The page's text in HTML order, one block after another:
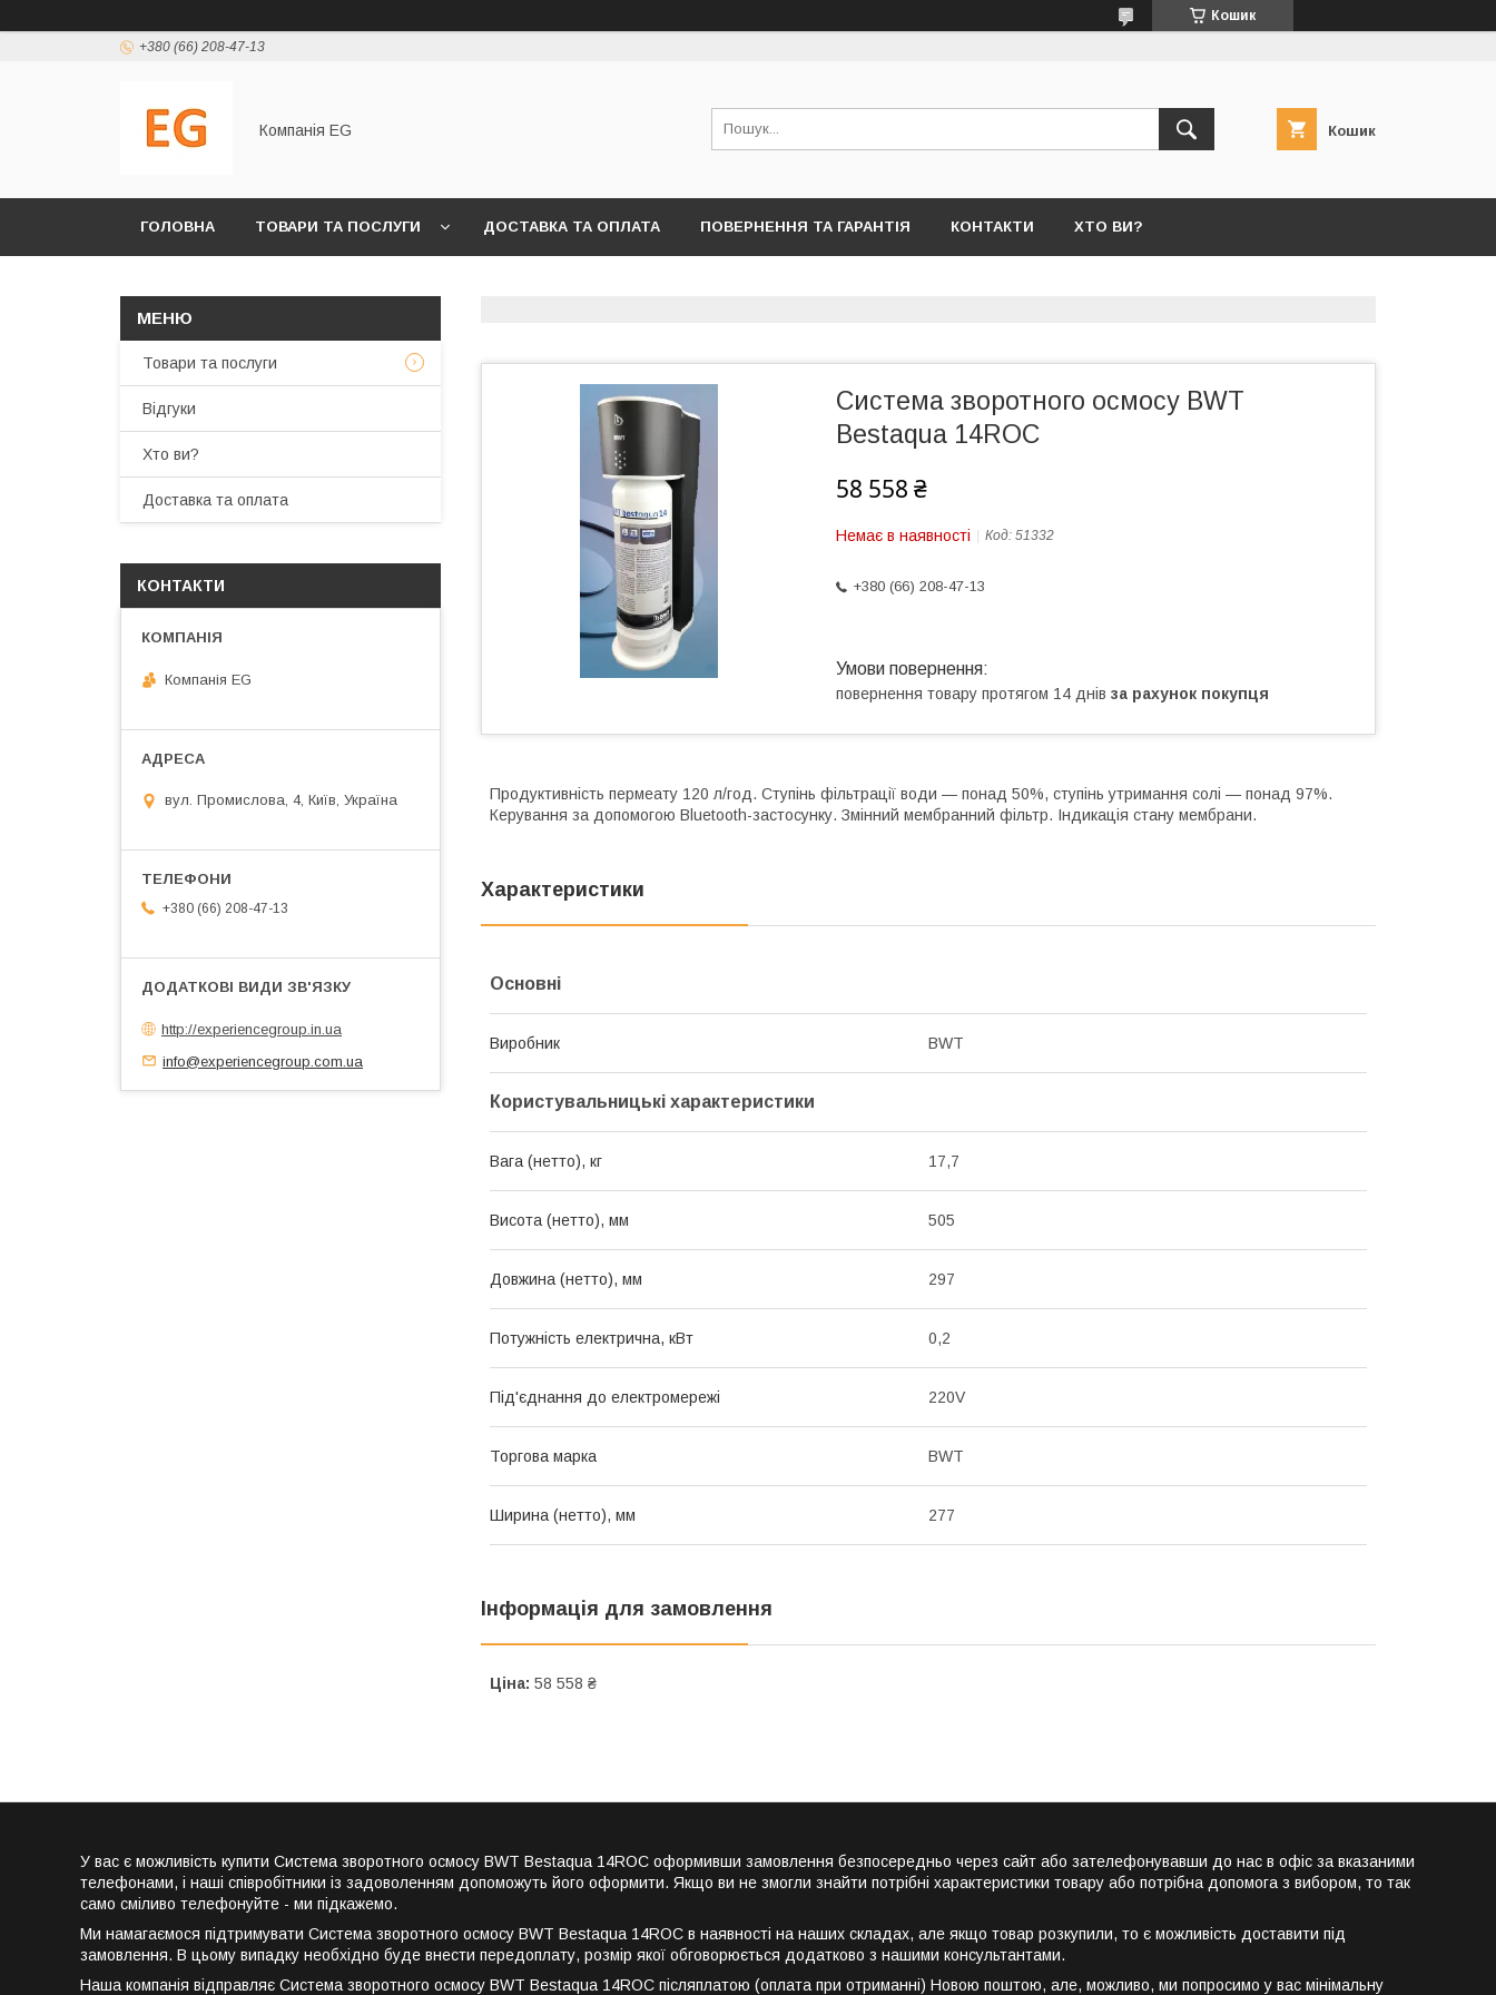
Кошик
+380 (66) 208-47-13
Компанія EG Кошик
ГОЛОВНА ТОВАРИ ТА ПОСЛУГИ ДОСТАВКА ТА ОПЛАТА ПОВЕРНЕННЯ ТА ГАРАНТІЯ КОНТАКТИ ХТО ВИ?
Система зворотного осмосу BWT
Bestaqua 14ROC
58 558 ₴
Немає в наявності Код: 51332
+380 (66) 208-47-13
повернення товару протягом 14 днів за рахунок покупця
Продуктивність пермеату 120 л/год. Ступінь фільтрації води — понад 50%, ступінь утримання солі — понад 97%.
Керування за допомогою Bluetooth-застосунку. Змінний мембранний фільтр. Індикація стану мембрани.
Характеристики
Основні
Виробник BWT
Користувальницькі характеристики
Вага (нетто), кг 17,7
Висота (нетто), мм 505
Довжина (нетто), мм 297
Потужність електрична, кВт 0,2
Під'єднання до електромережі 220V
Торгова марка BWT
Ширина (нетто), мм 277
Інформація для замовлення
Ціна: 58 558 ₴
Товари та послуги
Відгуки
Хто ви?
Доставка та оплата
КОНТАКТИ
Компанія EG
вул. Промислова, 4, Київ, Україна
+380 (66) 208-47-13
http://experiencegroup.in.ua
info@experiencegroup.com.ua
У вас є можливість купити Система зворотного осмосу BWT Bestaqua 14ROC оформивши замовлення безпосередньо через сайт або зателефонувавши до нас в офіс за вказаними
телефонами, і наші співробітники із задоволенням допоможуть його оформити. Якщо ви не змогли знайти потрібні характеристики товару або потрібна допомога з вибором, то так
само сміливо телефонуйте - ми підкажемо.
Ми намагаємося підтримувати Система зворотного осмосу BWT Bestaqua 14ROC в наявності на наших складах, але якщо товар розкупили, то є можливість доставити під
замовлення. В цьому випадку необхідно буде внести передоплату, розмір якої обговорюється додатково з нашими консультантами.
Наша компанія відправляє Система зворотного осмосу BWT Bestaqua 14ROC післяплатою (оплата при отриманні) Новою поштою, але, можливо, ми попросимо у вас мінімальну